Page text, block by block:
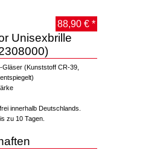
88,90 € *
Unisexbrille
Gläser (Kunststoff CR-39,
innerhalb Deutschlands.
zu 10 Tagen.